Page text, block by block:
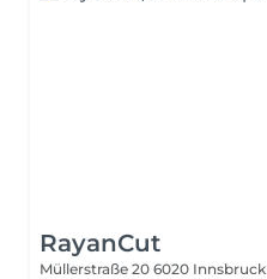
RayanCut
Müllerstraße 20 6020 Innsbruck